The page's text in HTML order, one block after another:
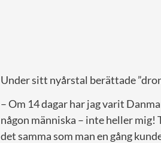
Under sitt nyårstal berättade
– Om 14 dagar har jag varit
någon människa – inte heller
det samma som man en gång